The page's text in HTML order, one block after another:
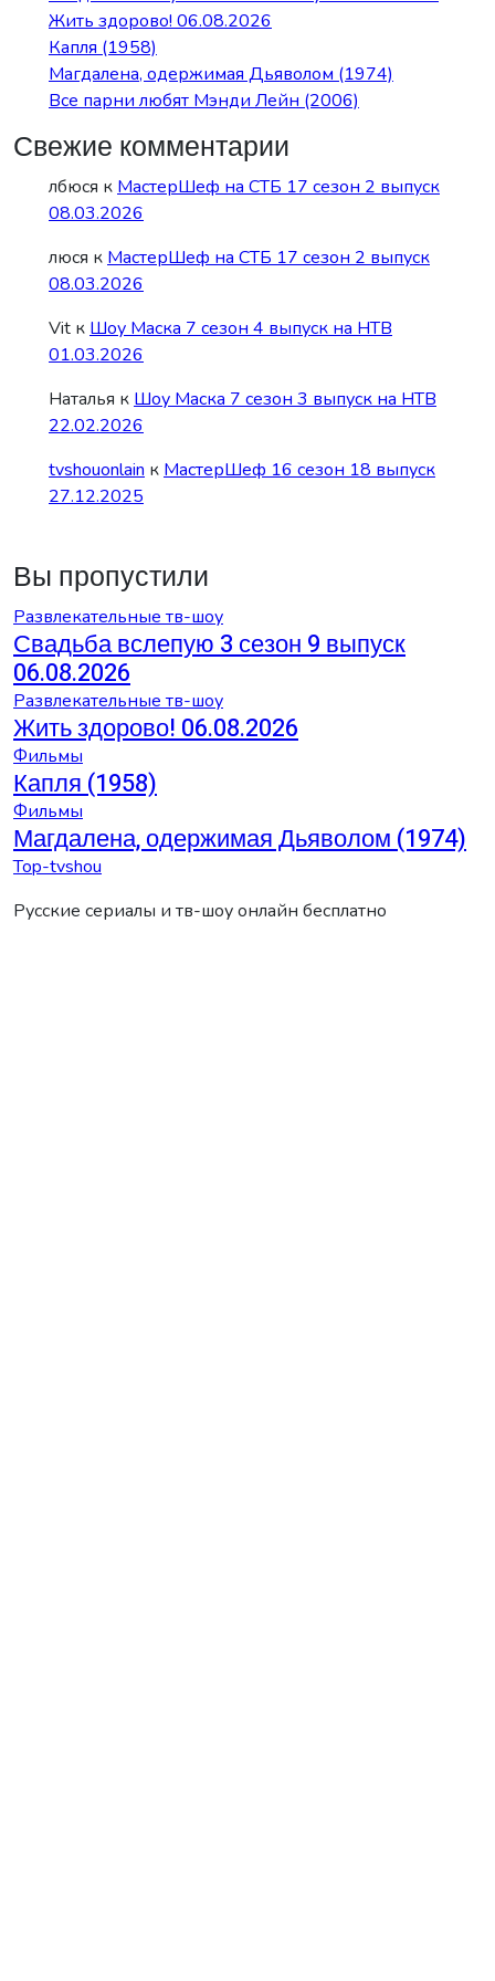
Жить здорово! 06.08.2026
Капля (1958)
Магдалена, одержимая Дьяволом (1974)
Все парни любят Мэнди Лейн (2006)
Свежие комментарии
лбюся к МастерШеф на СТБ 17 сезон 2 выпуск
08.03.2026
люся к МастерШеф на СТБ 17 сезон 2 выпуск
08.03.2026
Vit к Шоу Маска 7 сезон 4 выпуск на НТВ
01.03.2026
Наталья к Шоу Маска 7 сезон 3 выпуск на НТВ
22.02.2026
tvshouonlain к МастерШеф 16 сезон 18 выпуск
27.12.2025
Вы пропустили
Развлекательные тв-шоу
Свадьба вслепую 3 сезон 9 выпуск
06.08.2026
Развлекательные тв-шоу
Жить здорово! 06.08.2026
Фильмы
Капля (1958)
Фильмы
Магдалена, одержимая Дьяволом (1974)
Top-tvshou
Русские сериалы и тв-шоу онлайн бесплатно